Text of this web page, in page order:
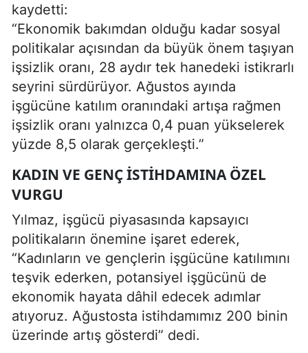
kaydetti:
“Ekonomik bakımdan olduğu kadar sosyal
politikalar açısından da büyük önem taşıyan
işsizlik oranı, 28 aydır tek hanedeki istikrarlı
seyrini sürdürüyor. Ağustos ayında
işgücüne katılım oranındaki artışa rağmen
işsizlik oranı yalnızca 0,4 puan yükselerek
yüzde 8,5 olarak gerçekleşti.”
KADIN VE GENÇ ISTIHDAMINA ÖZEL
VURGU
Yılmaz, işgücü piyasasında kapsayıcı
politikaların önemine işaret ederek,
“Kadınların ve gençlerin işgücüne katılımını
teşvik ederken, potansiyel işgücünü de
ekonomik hayata dâhil edecek adımlar
atıyoruz. Ağustosta istihdamımız 200 binin
üzerinde artış gösterdi” dedi.